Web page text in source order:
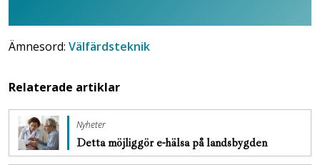
Ämnesord: Välfärdsteknik
Relaterade artiklar
Nyheter
Detta möjliggör e-hälsa på landsbygden